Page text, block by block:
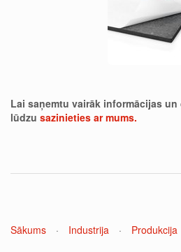
Lai saņemtu vairāk informācijas
lūdzu sazinieties ar mums.
Sākums · Industrija · Produkcija